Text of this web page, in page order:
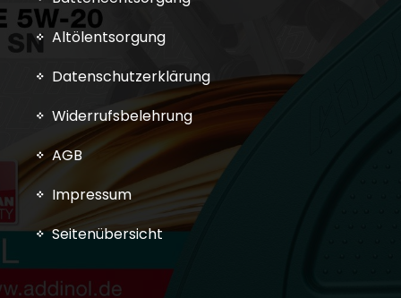
Altölentsorgung
Datenschutzerklärung
Widerrufsbelehrung
AGB
Impressum
Seitenübersicht